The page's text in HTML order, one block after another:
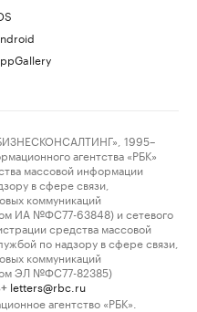
1995–
агентства «РБК»
массовой информации
в сфере связи,
коммуникаций
ИА №ФС77-63848) и сетевого
средства массовой
по надзору в сфере связи,
коммуникаций
ЭЛ №ФС77-82385)
letters@rbc.ru
агентство «РБК».